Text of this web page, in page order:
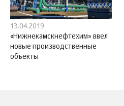
13.04.2019
«Нижнекамскнефтехим» ввел
новые производственные
объекты